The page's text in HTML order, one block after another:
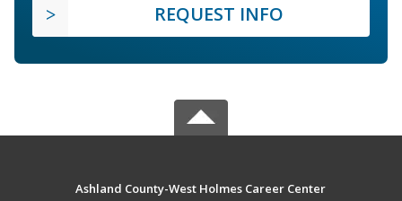
REQUEST INFO
Ashland County-West Holmes Career Center